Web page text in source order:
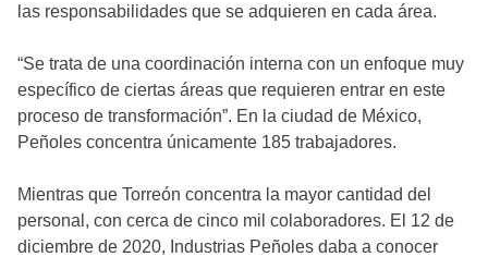
las responsabilidades que se adquieren en cada área.
“Se trata de una coordinación interna con un enfoque muy
específico de ciertas áreas que requieren entrar en este
proceso de transformación”. En la ciudad de México,
Peñoles concentra únicamente 185 trabajadores.
Mientras que Torreón concentra la mayor cantidad del
personal, con cerca de cinco mil colaboradores. El 12 de
diciembre de 2020, Industrias Peñoles daba a conocer